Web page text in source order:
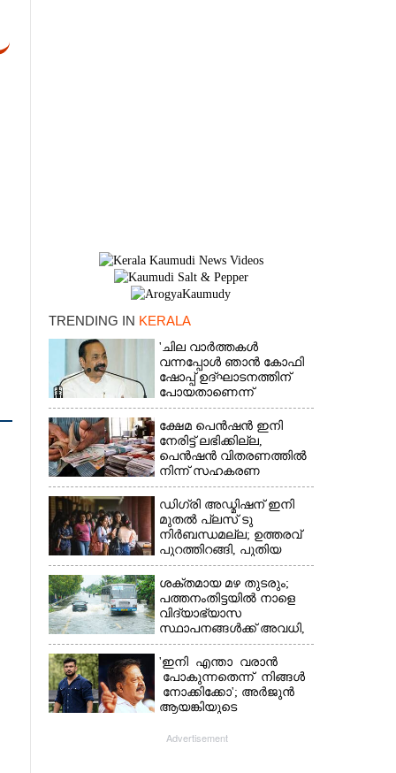
TRENDING IN KERALA
'ചില വാർത്തകൾ
വന്നപ്പോൾ ഞാൻ കോഫി
ഷോപ്പ് ഉദ്ഘാടനത്തിന്
പോയതാണെന്ന്
വിചാരിച്ചു, 400 കോടിയുടെ
പ്രോജക്ടാണ് അത്'
ക്ഷേമ പെൻഷൻ ഇനി
നേരിട്ട് ലഭിക്കില്ല,​
പെൻഷൻ വിതരണത്തിൽ
നിന്ന് സഹകരണ
ബാങ്കുകളെ ഒഴിവാക്കി
ഡിഗ്രി അഡ്മിഷന് ഇനി
മുതൽ പ്ലസ് ടു
നിർബന്ധമല്ല; ഉത്തരവ്
പുറത്തിറങ്ങി, പുതിയ
മാറ്റങ്ങൾ അറിയാം
ശക്തമായ മഴ തുടരും;
പത്തനംതിട്ടയിൽ നാളെ
വിദ്യാഭ്യാസ
സ്ഥാപനങ്ങൾക്ക് അവധി,​
ജില്ലയിൽ ഇന്ന് റെ‌ഡും
നാളെ ഓറഞ്ചും അലർട്ട്
'ഇനി എന്താ വരാൻ
പോകുന്നതെന്ന് നിങ്ങൾ
നോക്കിക്കോ'; അർജുൻ
ആയങ്കിയുടെ
ചെന്നിത്തല
Advertisement
×